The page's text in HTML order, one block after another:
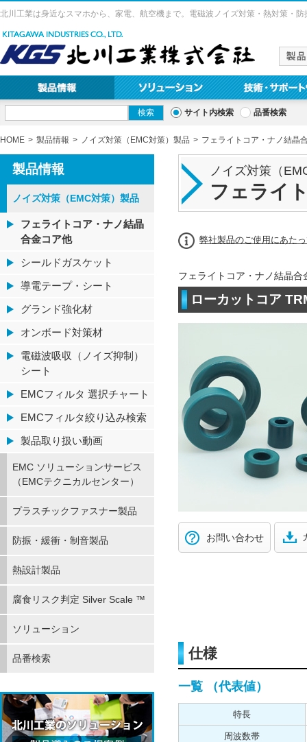
北川工業は身近なスマホから、家電、航空機まで。電磁波ノイズ対策・熱対策・
サイト内検索 品番検索
HOME 製品情報 ノイズ対策（EMC対策）製品 フェライトコア・ナノ結晶
ノイズ対策（
フェライ
弊社製品のご使用にあた
フェライトコア・ナノ結晶合
ローカットコア
お問い合わせ
仕様
一覧 （代表値）
特長
周波数帯
製品情報
ノイズ対策（EMC対策）製品
フェライトコア・ナノ結晶
合金コア他
シールドガスケット
導電テープ・シート
グランド強化材
オンボード対策材
電磁波吸収（ノイズ抑制）
シート
EMCフィルタ 選択チャート
EMCフィルタ絞り込み検索
製品取り扱い動画
EMC ソリューションサービス
（EMCテクニカルセンター）
プラスチックファスナー製品
防振・緩衝・制音製品
熱設計製品
腐食リスク判定 Silver Scale ™
ソリューション
品番検索